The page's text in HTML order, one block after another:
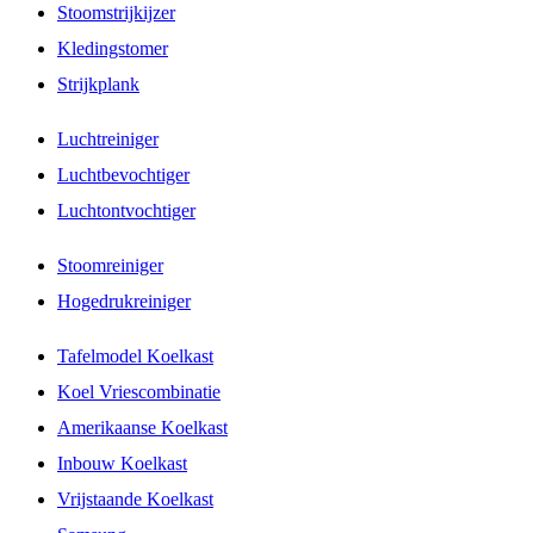
Stoomstrijkijzer
Kledingstomer
Strijkplank
Luchtreiniger
Luchtbevochtiger
Luchtontvochtiger
Stoomreiniger
Hogedrukreiniger
Tafelmodel Koelkast
Koel Vriescombinatie
Amerikaanse Koelkast
Inbouw Koelkast
Vrijstaande Koelkast